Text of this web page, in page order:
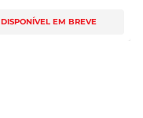
DISPONÍVEL EM BREVE